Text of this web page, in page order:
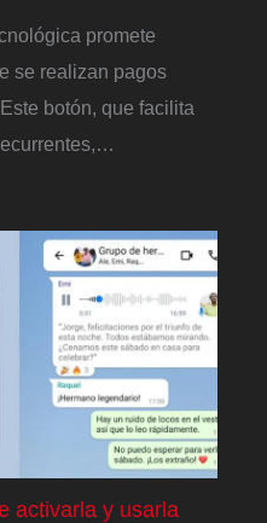
promete
se realizan pagos
botón, que facilita
activarla y usarla